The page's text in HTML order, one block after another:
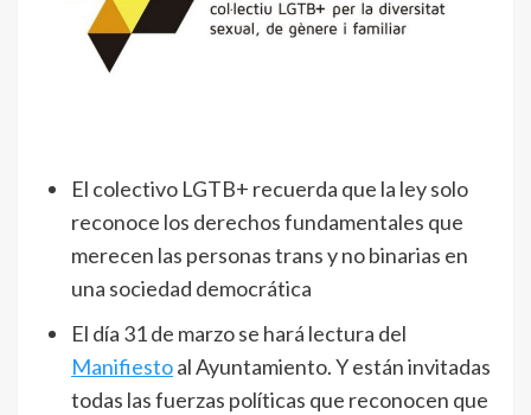
El colectivo LGTB+ recuerda que la ley solo
reconoce los derechos fundamentales que
merecen las personas trans y no binarias en
una sociedad democrática
El día 31 de marzo se hará lectura del
Manifiestoal Ayuntamiento. Y están invitadas
todas las fuerzas políticas que reconocen que